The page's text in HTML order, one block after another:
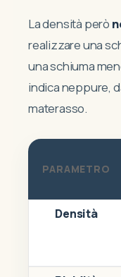
La densità però
realizzare una
una schiuma
indica neppure,
materasso.
PARAMETRO
Densità